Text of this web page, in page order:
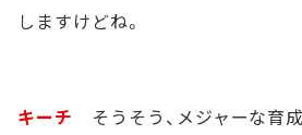
しますけどね。
キーチ そうそう、メジャーな育